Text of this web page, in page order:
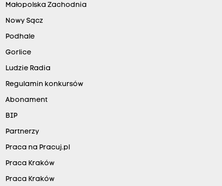
Małopolska Zachodnia
Nowy Sącz
Podhale
Gorlice
Ludzie Radia
Regulamin konkursów
Abonament
BIP
Partnerzy
Praca na Pracuj.pl
Praca Kraków
Praca Kraków